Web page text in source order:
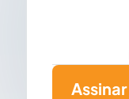
Assinar